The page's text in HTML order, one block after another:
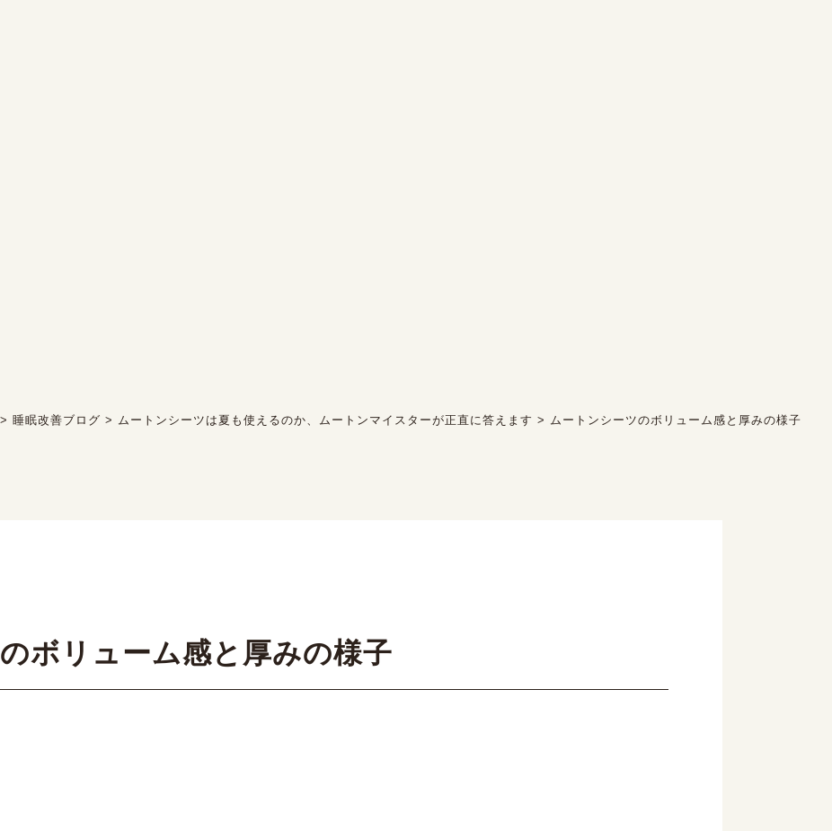
> 睡眠改善ブログ >ムートンシーツは夏も使えるのか、ムートンマイスターが正直に答えます >ムートンシーツのボリューム感と厚みの様子
ボリューム感と厚みの様子